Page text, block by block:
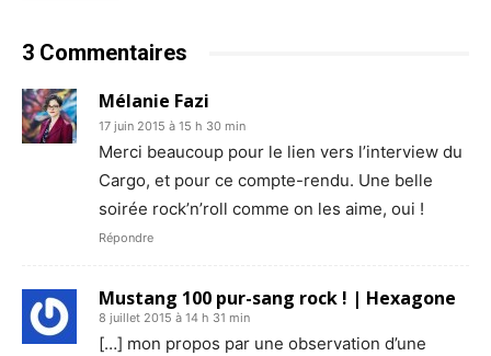
3 Commentaires
Mélanie Fazi
17 juin 2015 à 15 h 30 min
Merci beaucoup pour le lien vers l’interview du
Cargo, et pour ce compte-rendu. Une belle
soirée rock’n’roll comme on les aime, oui !
Répondre
Mustang 100 pur-sang rock ! | Hexagone
8 juillet 2015 à 14 h 31 min
[…] mon propos par une observation d’une